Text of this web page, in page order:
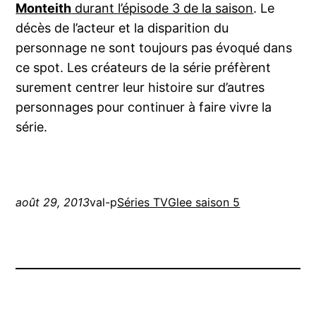
Monteith durant l’épisode 3 de la saison. Le
décès de l’acteur et la disparition du
personnage ne sont toujours pas évoqué dans
ce spot. Les créateurs de la série préfèrent
surement centrer leur histoire sur d’autres
personnages pour continuer à faire vivre la
série.
août 29, 2013val-pSéries TVGlee saison 5